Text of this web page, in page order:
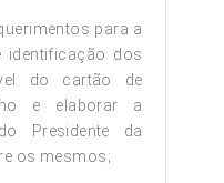
para a
dos
do cartão de
e elaborar a
Presidente da
os mesmos;